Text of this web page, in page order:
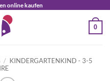
online kaufen
0
/ KINDERGARTENKIND - 3-5